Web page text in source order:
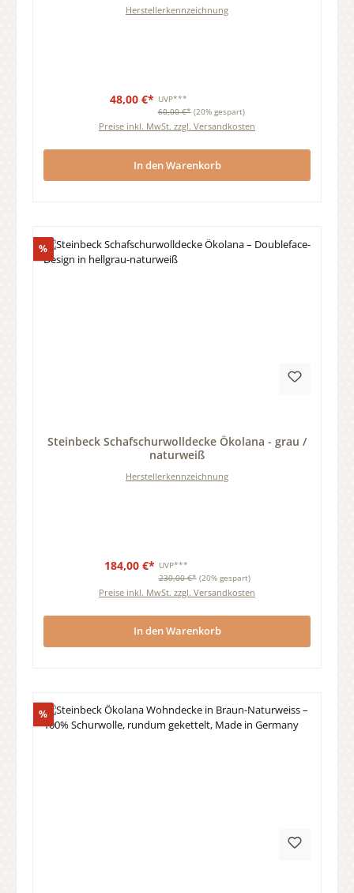
Herstellerkennzeichnung
48,00 €* UVP***
60,00 €* (20% gespart)
Preise inkl. MwSt. zzgl. Versandkosten
In den Warenkorb
%Rabatt
Steinbeck Schafschurwolldecke Ökolana - grau /
naturweiß
Herstellerkennzeichnung
184,00 €* UVP***
230,00 €* (20% gespart)
Preise inkl. MwSt. zzgl. Versandkosten
In den Warenkorb
%Rabatt